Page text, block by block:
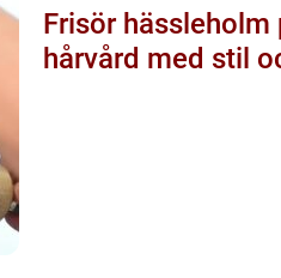
Frisör hässleholm professionell
hårvård med stil